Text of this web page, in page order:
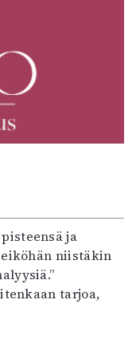
ja
niistäkin
tarjoa,